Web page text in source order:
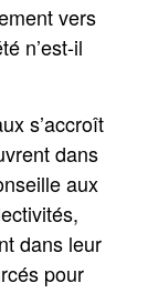
vers
n’est-il
s’accroît
dans
aux
dans leur
pour